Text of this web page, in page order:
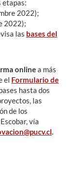
etapas:
2022);
2022);
las bases del
onlinea más
el Formulario de
hasta dos
las
de los
vía
.